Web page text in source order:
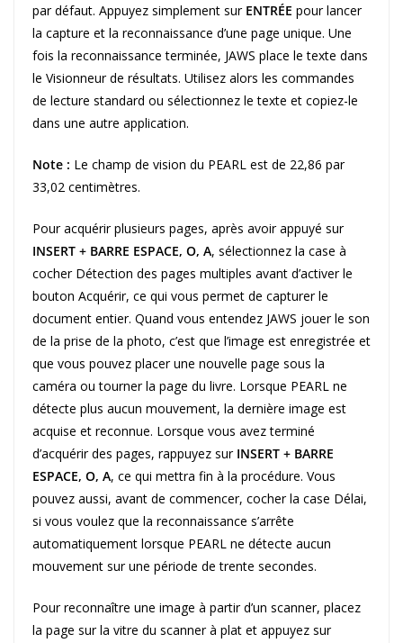
par défaut. Appuyez simplement sur ENTRÉE pour lancer
la capture et la reconnaissance d’une page unique. Une
fois la reconnaissance terminée, JAWS place le texte dans
le Visionneur de résultats. Utilisez alors les commandes
de lecture standard ou sélectionnez le texte et copiez-le
dans une autre application.
Note : Le champ de vision du PEARL est de 22,86 par
33,02 centimètres.
Pour acquérir plusieurs pages, après avoir appuyé sur
INSERT + BARRE ESPACE, O, A, sélectionnez la case à
cocher Détection des pages multiples avant d’activer le
bouton Acquérir, ce qui vous permet de capturer le
document entier. Quand vous entendez JAWS jouer le son
de la prise de la photo, c’est que l’image est enregistrée et
que vous pouvez placer une nouvelle page sous la
caméra ou tourner la page du livre. Lorsque PEARL ne
détecte plus aucun mouvement, la dernière image est
acquise et reconnue. Lorsque vous avez terminé
d’acquérir des pages, rappuyez sur INSERT + BARRE
ESPACE, O, A, ce qui mettra fin à la procédure. Vous
pouvez aussi, avant de commencer, cocher la case Délai,
si vous voulez que la reconnaissance s’arrête
automatiquement lorsque PEARL ne détecte aucun
mouvement sur une période de trente secondes.
Pour reconnaître une image à partir d’un scanner, placez
la page sur la vitre du scanner à plat et appuyez sur